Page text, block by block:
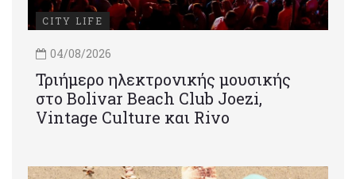
CITY LIFE
04/08/2026
Τριήμερο ηλεκτρονικής μουσικής
στο Bolivar Beach Club Joezi,
Vintage Culture και Rivo